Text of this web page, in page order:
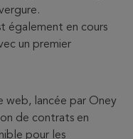
également en cours
un premier
web, lancée par Oney
de contrats en
pour les